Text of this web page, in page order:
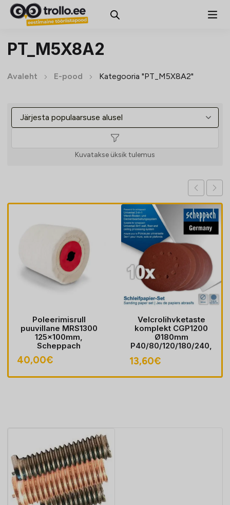
PT_M5X8A2
Avaleht E-pood Kategooria "PT_M5X8A2"
Kuvatakse üksik tulemus
Poleerimisrull
puuvillane MRS1300
125x100mm,
Scheppach
40,00€
Velcrolihvketaste
komplekt CGP1200
Ø180mm
P40/80/120/180/240,
13,60€